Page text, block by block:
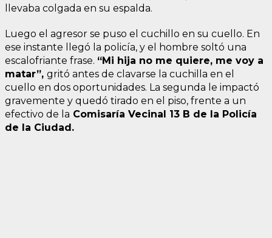
llevaba colgada en su espalda.
Luego el agresor se puso el cuchillo en su cuello. En
ese instante llegó la policía, y el hombre soltó una
escalofriante frase. “Mi hija no me quiere, me voy a
matar”, gritó antes de clavarse la cuchilla en el
cuello en dos oportunidades. La segunda le impactó
gravemente y quedó tirado en el piso, frente a un
efectivo de la Comisaría Vecinal 13 B de la Policía
de la Ciudad.